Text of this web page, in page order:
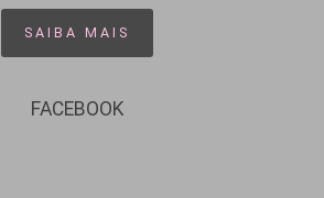
SAIBA MAIS
FACEBOOK